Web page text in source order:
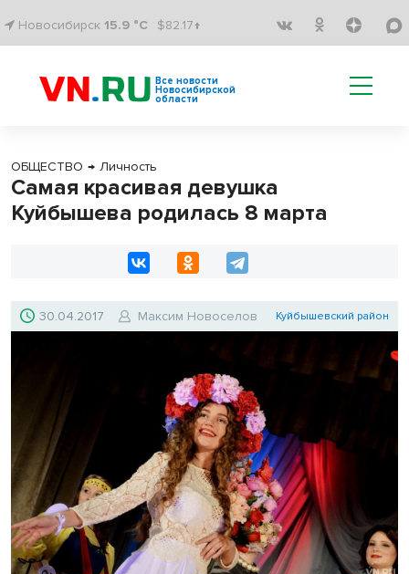
Новосибирск 15.9 °C $82.17↑
Все новости
Новосибирской
области
ОБЩЕСТВО → Личность
Самая красивая девушка
Куйбышева родилась 8 марта
30.04.2017 Максим Новоселов Куйбышевский район